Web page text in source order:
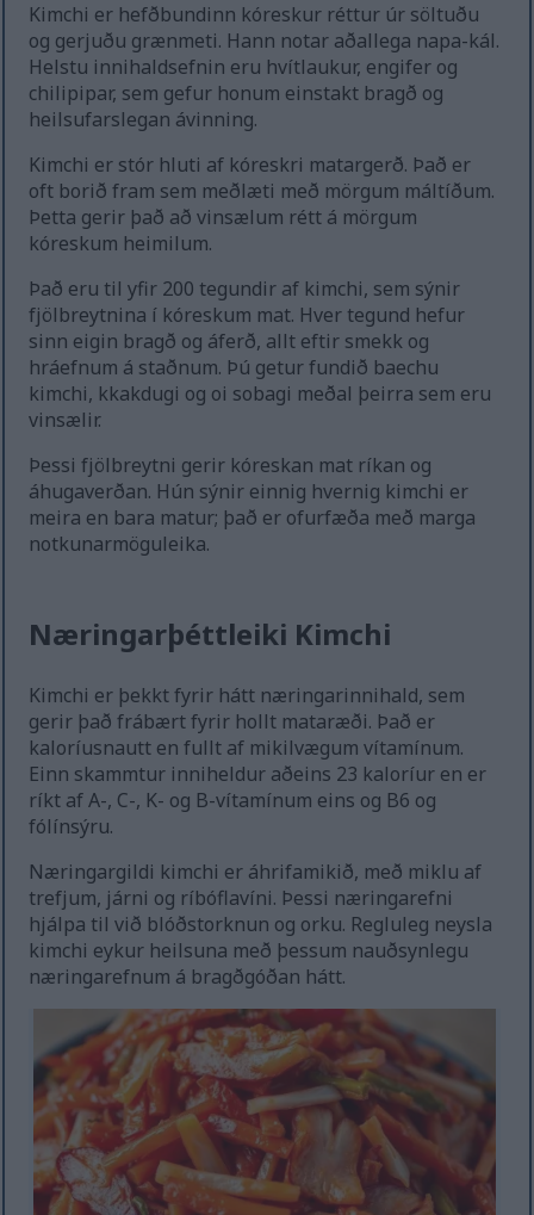
Kimchi er hefðbundinn kóreskur réttur úr söltuðu
og gerjuðu grænmeti. Hann notar aðallega napa-kál.
Helstu innihaldsefnin eru hvítlaukur, engifer og
chilipipar, sem gefur honum einstakt bragð og
heilsufarslegan ávinning.
Kimchi er stór hluti af kóreskri matargerð. Það er
oft borið fram sem meðlæti með mörgum máltíðum.
Þetta gerir það að vinsælum rétt á mörgum
kóreskum heimilum.
Það eru til yfir 200 tegundir af kimchi, sem sýnir
fjölbreytnina í kóreskum mat. Hver tegund hefur
sinn eigin bragð og áferð, allt eftir smekk og
hráefnum á staðnum. Þú getur fundið baechu
kimchi, kkakdugi og oi sobagi meðal þeirra sem eru
vinsælir.
Þessi fjölbreytni gerir kóreskan mat ríkan og
áhugaverðan. Hún sýnir einnig hvernig kimchi er
meira en bara matur; það er ofurfæða með marga
notkunarmöguleika.
Næringarþéttleiki Kimchi
Kimchi er þekkt fyrir hátt næringarinnihald, sem
gerir það frábært fyrir hollt mataræði. Það er
kaloríusnautt en fullt af mikilvægum vítamínum.
Einn skammtur inniheldur aðeins 23 kaloríur en er
ríkt af A-, C-, K- og B-vítamínum eins og B6 og
fólínsýru.
Næringargildi kimchi er áhrifamikið, með miklu af
trefjum, járni og ríbóflavíni. Þessi næringarefni
hjálpa til við blóðstorknun og orku. Regluleg neysla
kimchi eykur heilsuna með þessum nauðsynlegu
næringarefnum á bragðgóðan hátt.